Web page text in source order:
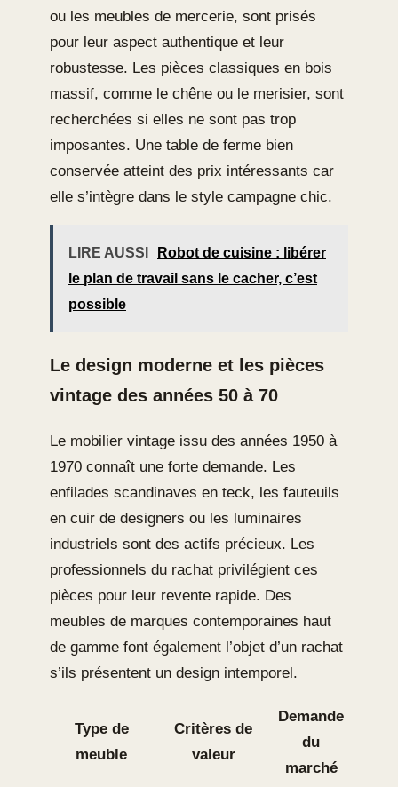
ou les meubles de mercerie, sont prisés
pour leur aspect authentique et leur
robustesse. Les pièces classiques en bois
massif, comme le chêne ou le merisier, sont
recherchées si elles ne sont pas trop
imposantes. Une table de ferme bien
conservée atteint des prix intéressants car
elle s’intègre dans le style campagne chic.
LIRE AUSSI
Robot de cuisine : libérer
le plan de travail sans le cacher, c’est
possible
Le design moderne et les pièces
vintage des années 50 à 70
Le mobilier vintage issu des années 1950 à
1970 connaît une forte demande. Les
enfilades scandinaves en teck, les fauteuils
en cuir de designers ou les luminaires
industriels sont des actifs précieux. Les
professionnels du rachat privilégient ces
pièces pour leur revente rapide. Des
meubles de marques contemporaines haut
de gamme font également l’objet d’un rachat
s’ils présentent un design intemporel.
Type de
meuble
Critères de
valeur
Demande
du
marché